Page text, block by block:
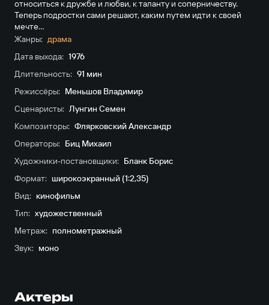
относиться к дружбе и любви, к таланту и соперничеству.
Теперь подростки сами решают, каким путем идти к своей
мечте…
Жанры: драма
Дата выхода: 1976
Длительность: 91 мин
Режиссёры: Меньшов Владимир
Сценаристы: Лунгин Семен
Композиторы: Флярковский Александр
Операторы: Биц Михаил
Художники-постановщики: Бланк Борис
Формат: широкоэкранный (1:2,35)
Вид: кинофильм
Тип: художественный
Метраж: полнометражный
Звук: моно
Актеры